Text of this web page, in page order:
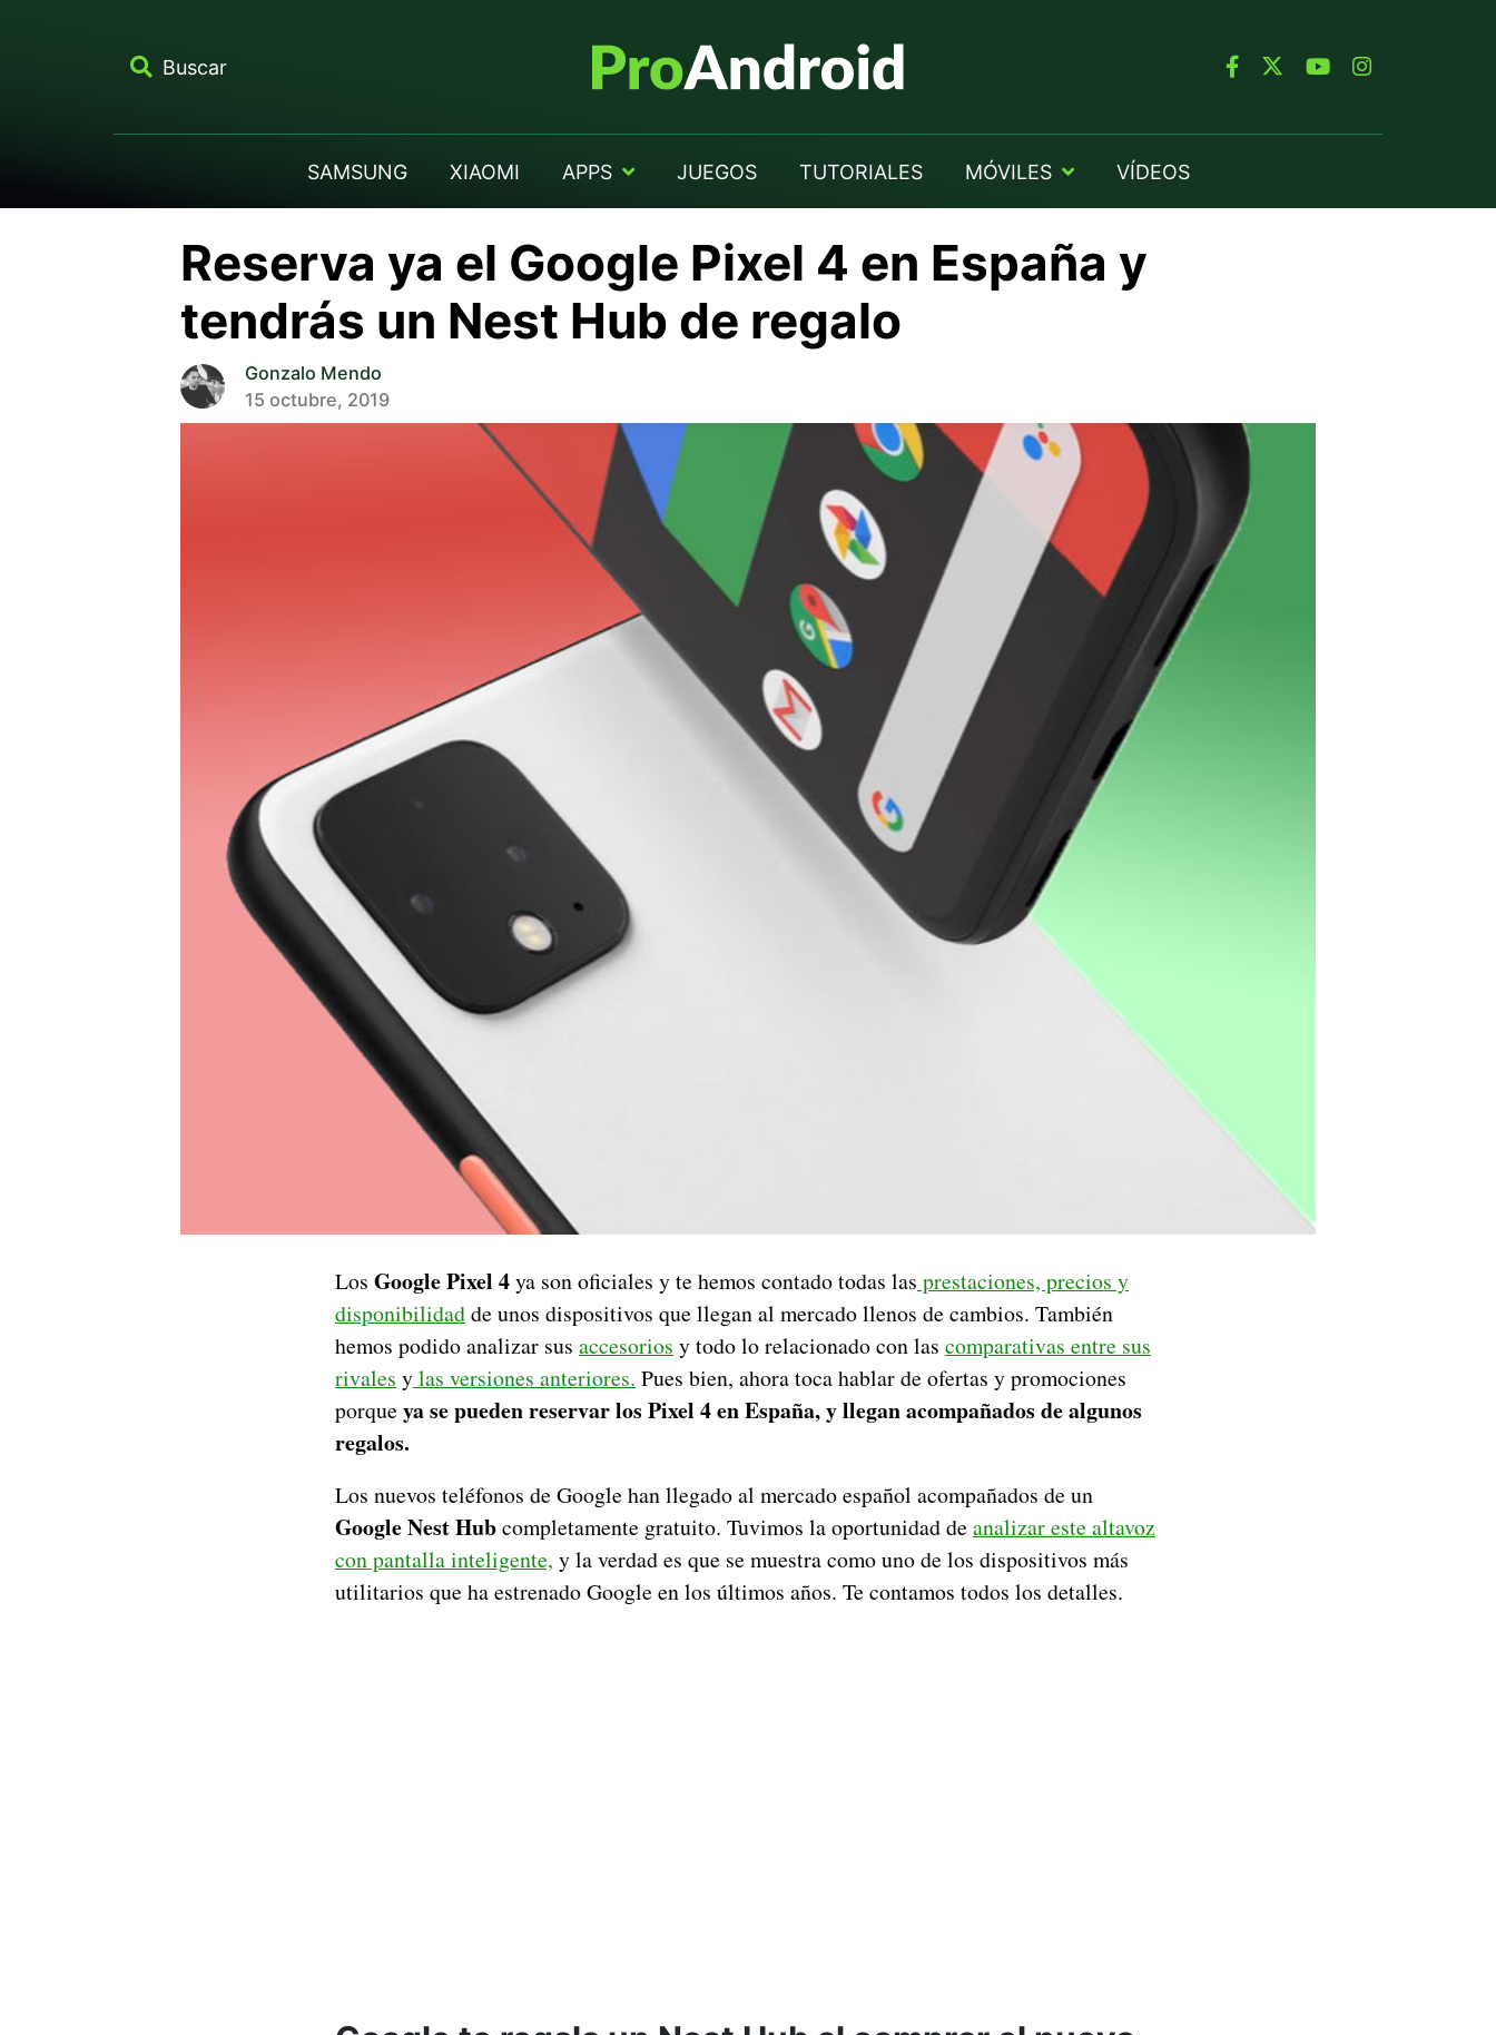
Buscar
SAMSUNG XIAOMI APPS JUEGOS TUTORIALES MÓVILES VÍDEOS
Reserva ya el Google Pixel 4 en España y
tendrás un Nest Hub de regalo
Gonzalo Mendo
15 octubre, 2019
Los Google Pixel 4ya son oficiales y te hemos contado todas las prestaciones, precios y
disponibilidadde unos dispositivos que llegan al mercado llenos de cambios. También
hemos podido analizar sus accesorios y todo lo relacionado con las comparativas entre sus
rivales ylas versiones anteriores. Pues bien, ahora toca hablar de ofertas y promociones
porque ya se pueden reservar los Pixel 4 en España, y llegan acompañados de algunos
regalos.
Los nuevos teléfonos de Google han llegado al mercado español acompañados de un
Google Nest Hubcompletamente gratuito. Tuvimos la oportunidad de analizar este altavoz
con pantalla inteligente, y la verdad es que se muestra como uno de los dispositivos más
utilitarios que ha estrenado Google en los últimos años. Te contamos todos los detalles.